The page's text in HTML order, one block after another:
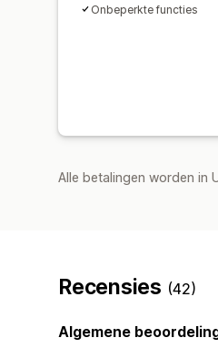
Onbeperkte functies
Alle betalingen worden in
Recensies (42)
Algemene